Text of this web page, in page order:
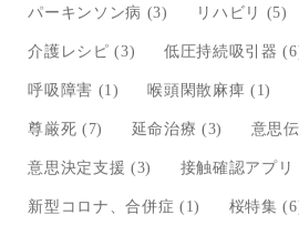
パーキンソン病 (3) リハビリ (5)
介護レシピ (3) 低圧持続吸引器
呼吸障害 (1) 喉頭閑散麻痺 (1)
尊厳死 (7) 延命治療 (3) 意思
意思決定支援 (3) 接触確認アプリ
新型コロナ、合併症 (1) 桜特集